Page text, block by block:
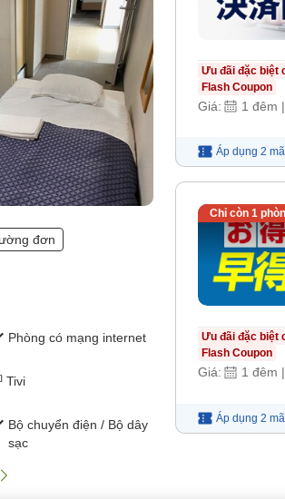
đơn
Phòng có mạng internet
Tivi
Bộ chuyển điện / Bộ dây
sạc
Ưu đãi đặc biệt
Flash Coupon
Giá: 1 đêm |
Áp dụng 2 mã
Chỉ còn 1
Ưu đãi đặc biệt
Flash Coupon
Giá: 1 đêm |
Áp dụng 2 mã